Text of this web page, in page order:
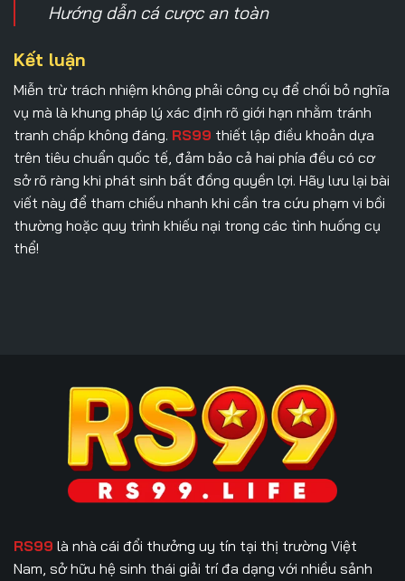
Hướng dẫn cá cược an toàn
Kết luận
Miễn trừ trách nhiệm không phải công cụ để chối bỏ nghĩa
vụ mà là khung pháp lý xác định rõ giới hạn nhằm tránh
tranh chấp không đáng. RS99 thiết lập điều khoản dựa
trên tiêu chuẩn quốc tế, đảm bảo cả hai phía đều có cơ
sở rõ ràng khi phát sinh bất đồng quyền lợi. Hãy lưu lại bài
viết này để tham chiếu nhanh khi cần tra cứu phạm vi bồi
thường hoặc quy trình khiếu nại trong các tình huống cụ
thể!
RS99 là nhà cái đổi thưởng uy tín tại thị trường Việt
Nam, sở hữu hệ sinh thái giải trí đa dạng với nhiều sảnh